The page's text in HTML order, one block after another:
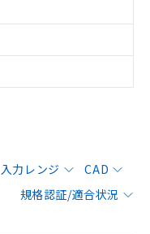
入力レンジ
CAD
規格認証/適合状況